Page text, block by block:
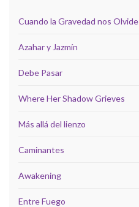
Cuando la Gravedad nos Olvide
Azahar y Jazmín
Debe Pasar
Where Her Shadow Grieves
Más allá del lienzo
Caminantes
Awakening
Entre Fuego